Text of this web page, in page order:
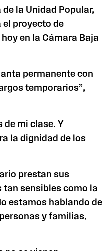
de la Unidad Popular,
el proyecto de
en la Cámara Baja
permanente con
temporarios”,
de mi clase. Y
la dignidad de los
prestan sus
sensibles como la
estamos hablando de
y familias,